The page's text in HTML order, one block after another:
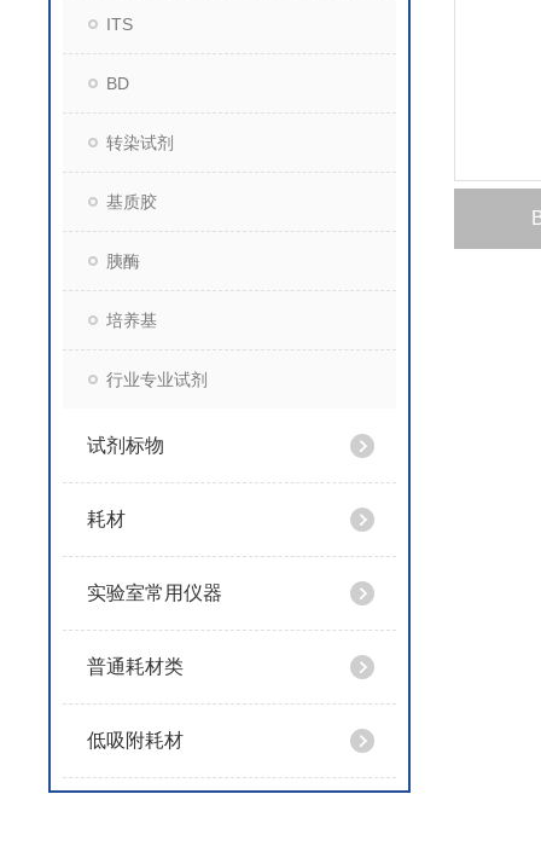
ITS
BD
转染试剂
基质胶
胰酶
培养基
行业专业试剂
试剂标物
耗材
实验室常用仪器
普通耗材类
低吸附耗材